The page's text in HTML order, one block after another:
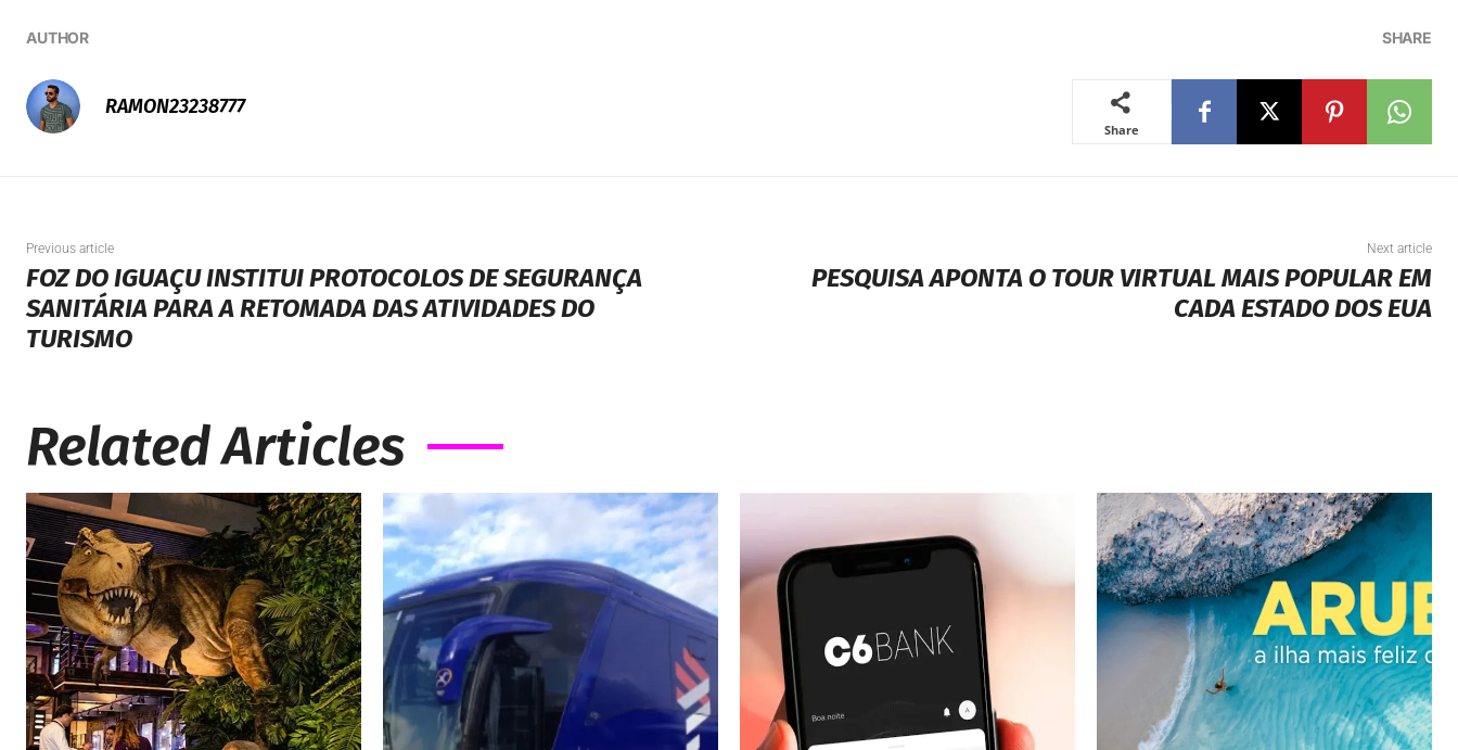
AUTHOR
RAMON23238777
SHARE
Share
Previous article
FOZ DO IGUAÇU INSTITUI PROTOCOLOS DE SEGURANÇA
SANITÁRIA PARA A RETOMADA DAS ATIVIDADES DO
TURISMO
Next article
PESQUISA APONTA O TOUR VIRTUAL MAIS POPULAR EM
CADA ESTADO DOS EUA
Related Articles